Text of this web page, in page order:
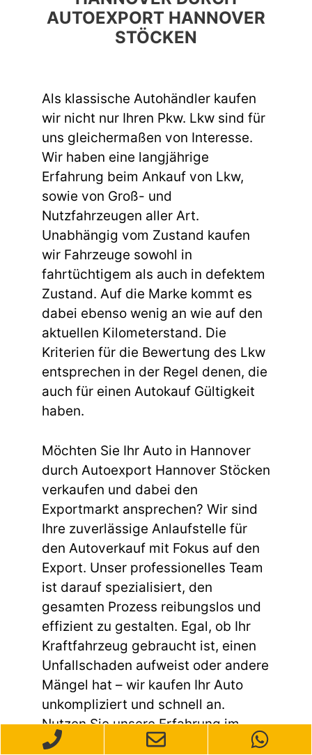
AUTOEXPORT HANNOVER
STÖCKEN
Als klassische Autohändler kaufen
wir nicht nur Ihren Pkw. Lkw sind für
uns gleichermaßen von Interesse.
Wir haben eine langjährige
Erfahrung beim Ankauf von Lkw,
sowie von Groß- und
Nutzfahrzeugen aller Art.
Unabhängig vom Zustand kaufen
wir Fahrzeuge sowohl in
fahrtüchtigem als auch in defektem
Zustand. Auf die Marke kommt es
dabei ebenso wenig an wie auf den
aktuellen Kilometerstand. Die
Kriterien für die Bewertung des Lkw
entsprechen in der Regel denen, die
auch für einen Autokauf Gültigkeit
haben.
Möchten Sie Ihr Auto in Hannover
durch Autoexport Hannover Stöcken
verkaufen und dabei den
Exportmarkt ansprechen? Wir sind
Ihre zuverlässige Anlaufstelle für
den Autoverkauf mit Fokus auf den
Export. Unser professionelles Team
ist darauf spezialisiert, den
gesamten Prozess reibungslos und
effizient zu gestalten. Egal, ob Ihr
Kraftfahrzeug gebraucht ist, einen
Unfallschaden aufweist oder andere
Mängel hat – wir kaufen Ihr Auto
unkompliziert und schnell an.
Nutzen Sie unsere Erfahrung im
Exportgeschäft, um einen fairen